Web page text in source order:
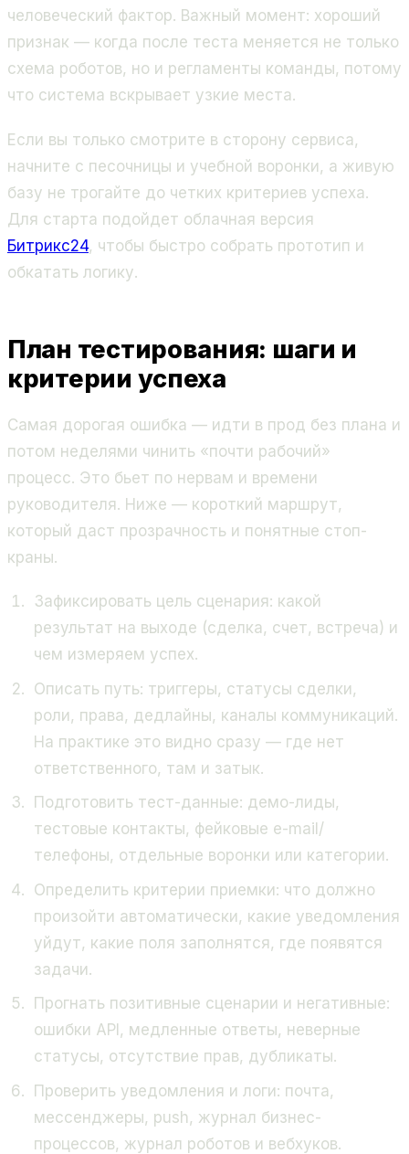
человеческий фактор. Важный момент: хороший
признак — когда после теста меняется не только
схема роботов, но и регламенты команды, потому
что система вскрывает узкие места.
Если вы только смотрите в сторону сервиса,
начните с песочницы и учебной воронки, а живую
базу не трогайте до четких критериев успеха.
Для старта подойдет облачная версия
Битрикс24, чтобы быстро собрать прототип и
обкатать логику.
План тестирования: шаги и
критерии успеха
Самая дорогая ошибка — идти в прод без плана и
потом неделями чинить «почти рабочий»
процесс. Это бьет по нервам и времени
руководителя. Ниже — короткий маршрут,
который даст прозрачность и понятные стоп-
краны.
Зафиксировать цель сценария: какой
результат на выходе (сделка, счет, встреча) и
чем измеряем успех.
Описать путь: триггеры, статусы сделки,
роли, права, дедлайны, каналы коммуникаций.
На практике это видно сразу — где нет
ответственного, там и затык.
Подготовить тест-данные: демо-лиды,
тестовые контакты, фейковые e-mail/
телефоны, отдельные воронки или категории.
Определить критерии приемки: что должно
произойти автоматически, какие уведомления
уйдут, какие поля заполнятся, где появятся
задачи.
Прогнать позитивные сценарии и негативные:
ошибки API, медленные ответы, неверные
статусы, отсутствие прав, дубликаты.
Проверить уведомления и логи: почта,
мессенджеры, push, журнал бизнес-
процессов, журнал роботов и вебхуков.